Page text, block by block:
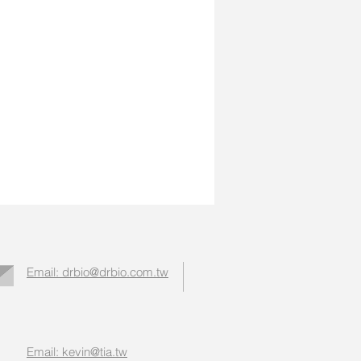
Email: drbio@drbio.com.tw
Email: kevin@tia.tw